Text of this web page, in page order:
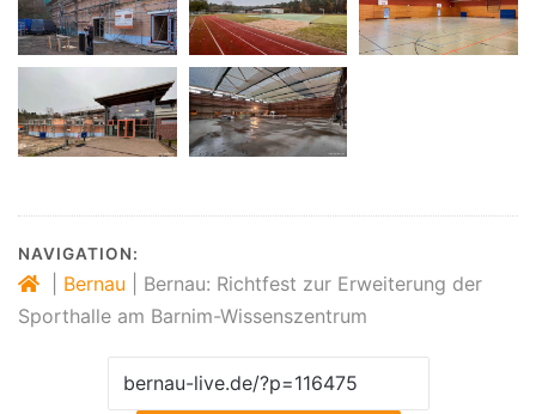
NAVIGATION:
Bernau
Bernau: Richtfest zur Erweiterung der
Sporthalle am Barnim-Wissenszentrum